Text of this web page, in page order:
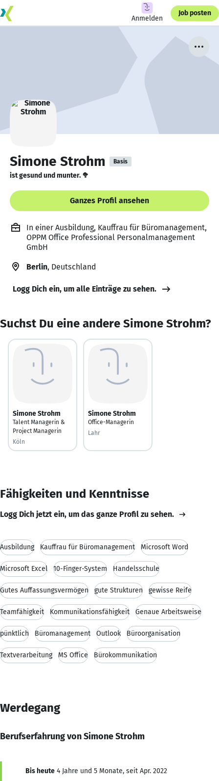
Anmelden
Job posten
Simone Strohm Basis
ist gesund und munter. 🥦
Ganzes Profil ansehen
In einer Ausbildung, Kauffrau für Büromanagement,
OPPM Office Professional Personalmanagement
GmbH
Berlin, Deutschland
Logg Dich ein, um alle Einträge zu sehen.
Suchst Du eine andere Simone Strohm?
Simone Strohm
Talent Managerin &
Project Managerin
Köln
Simone Strohm
Office-Managerin
Lahr
Fähigkeiten und Kenntnisse
Logg Dich jetzt ein, um das ganze Profil zu sehen.
Ausbildung Kauffrau für Büromanagement Microsoft Word
Microsoft Excel 10-Finger-System Handelsschule
Gutes Auffassungsvermögen gute Strukturen gewisse Reife
Teamfähigkeit Kommunikationsfähigkeit Genaue Arbeitsweise
pünktlich Büromanagement Outlook Büroorganisation
Textverarbeitung MS Office Bürokommunikation
Werdegang
Berufserfahrung von Simone Strohm
Bis heute 4 Jahre und 5 Monate, seit Apr. 2022